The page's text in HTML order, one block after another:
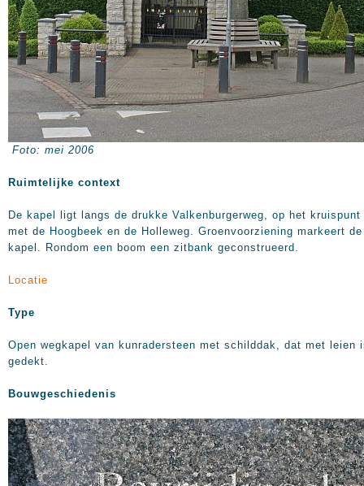
Foto: mei 2006
Ruimtelijke context
De kapel ligt langs de drukke Valkenburgerweg, op het kruispunt
met de Hoogbeek en de Holleweg. Groenvoorziening markeert de
kapel. Rondom een boom een zitbank geconstrueerd.
Locatie
Type
Open wegkapel van kunradersteen met schilddak, dat met leien
gedekt.
Bouwgeschiedenis